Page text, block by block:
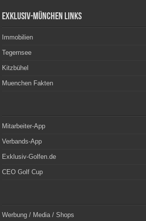
Exklusiv-München Links
Immobilien
Tegernsee
Kitzbühel
Muenchen Fakten
Mitarbeiter-App
Verbands-App
Exklusiv-Golfen.de
CEO Golf Cup
Werbung / Media / Shops